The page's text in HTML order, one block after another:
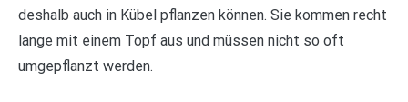
deshalb auch in Kübel pflanzen können. Sie kommen recht
lange mit einem Topf aus und müssen nicht so oft
umgepflanzt werden.